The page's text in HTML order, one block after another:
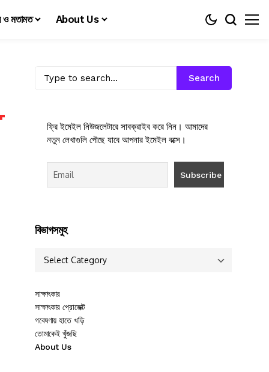
ও মতামত About Us
Search
ফ্রি ইমেইল নিউজলেটারে সাবক্রাইব করে নিন। আমাদের
নতুন লেখাগুলি পৌছে যাবে আপনার ইমেইল বক্সে।
বিভাগসমুহ
সাক্ষাৎকার
সাক্ষাৎকার প্রোজেক্ট
গবেষণায় হাতে খড়ি
তোমাকেই খুঁজছি
About Us